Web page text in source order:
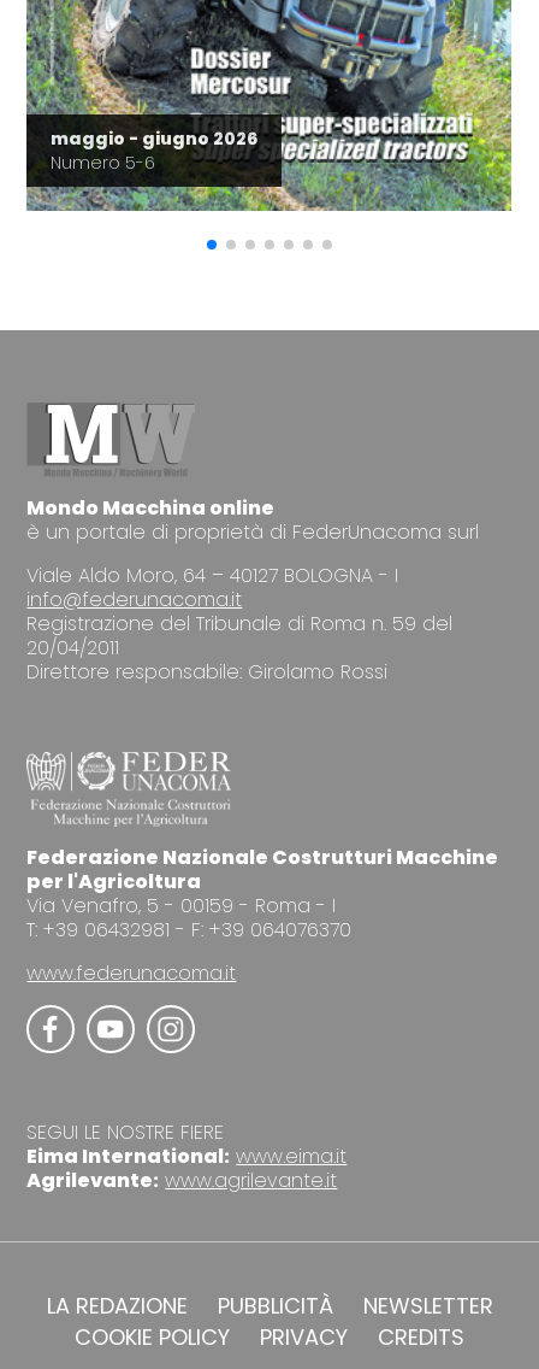
maggio - giugno 2026
Numero 5-6
Mondo Macchina online
è un portale di proprietà di FederUnacoma surl
Viale Aldo Moro, 64 – 40127 BOLOGNA - I
info@federunacoma.it
Registrazione del Tribunale di Roma n. 59 del
20/04/2011
Direttore responsabile: Girolamo Rossi
Federazione Nazionale Costrutturi Macchine
per l'Agricoltura
Via Venafro, 5 - 00159 - Roma - I
T: +39 06432981 - F: +39 064076370
www.federunacoma.it
SEGUI LE NOSTRE FIERE
Eima International: www.eima.it
Agrilevante: www.agrilevante.it
LA REDAZIONE PUBBLICITÀ
NEWSLETTER
COOKIE POLICY
PRIVACY CREDITS